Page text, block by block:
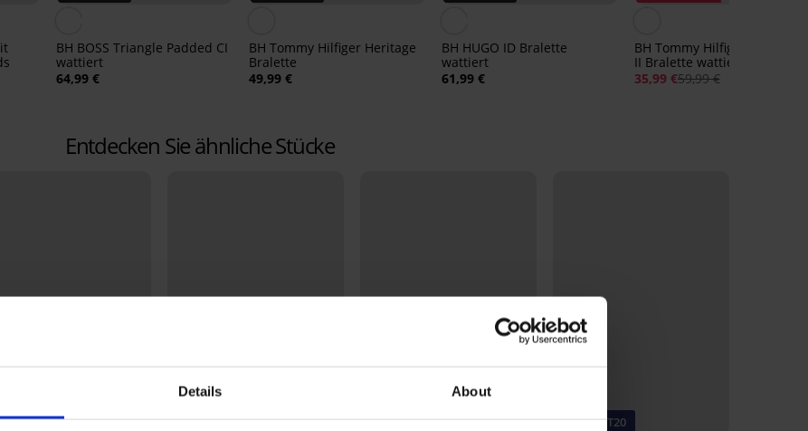
Details About
BH BOSS Triangle Padded CI
wattiert
64,99 €
BH Tommy Hilfiger Heritage
Bralette
49,99 €
BH HUGO ID Bralette
wattiert
61,99 €
BH Tommy Hilfiger Heritage
II Bralette wattiert
35,99 €59,99 €
Entdecken Sie ähnliche Stücke
GET20 -20% GET20 Bestseller -20% GET20